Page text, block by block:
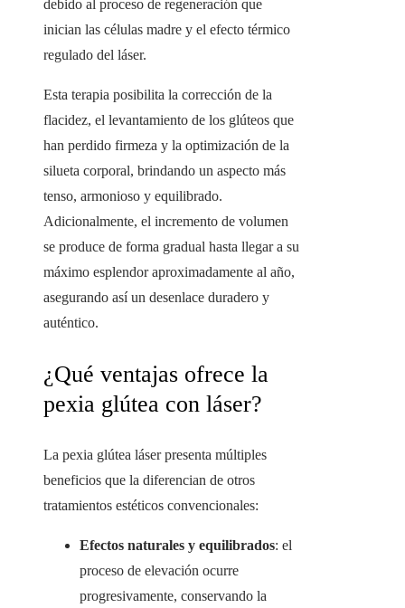
debido al proceso de regeneración que
inician las células madre y el efecto térmico
regulado del láser.
Esta terapia posibilita la corrección de la
flacidez, el levantamiento de los glúteos que
han perdido firmeza y la optimización de la
silueta corporal, brindando un aspecto más
tenso, armonioso y equilibrado.
Adicionalmente, el incremento de volumen
se produce de forma gradual hasta llegar a su
máximo esplendor aproximadamente al año,
asegurando así un desenlace duradero y
auténtico.
¿Qué ventajas ofrece la
pexia glútea con láser?
La pexia glútea láser presenta múltiples
beneficios que la diferencian de otros
tratamientos estéticos convencionales:
Efectos naturales y equilibrados: el
proceso de elevación ocurre
progresivamente, conservando la